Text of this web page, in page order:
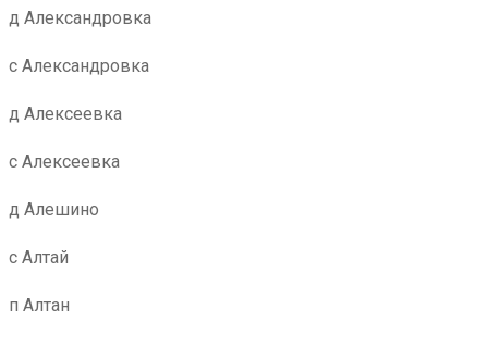
д Александровка
с Александровка
д Алексеевка
с Алексеевка
д Алешино
с Алтай
п Алтан